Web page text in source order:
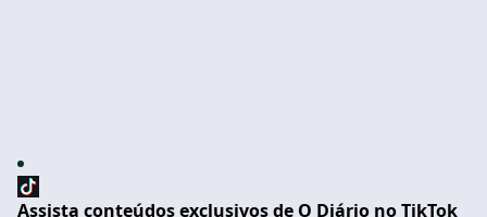
Assista conteúdos exclusivos de O Diário no TikTok